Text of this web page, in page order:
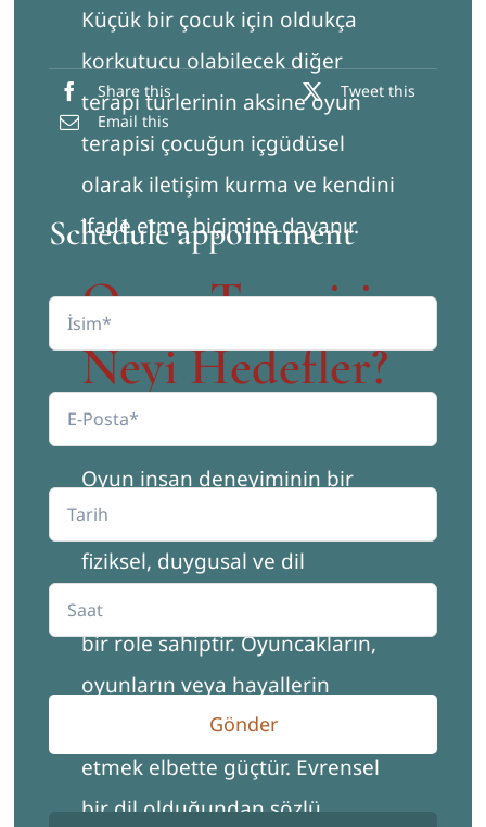
Küçük bir çocuk için oldukça
korkutucu olabilecek diğer
terapi türlerinin aksine oyun
terapisi çocuğun içgüdüsel
olarak iletişim kurma ve kendini
ifade etme biçimine dayanır.
Oyun Terapisi
Neyi Hedefler?
Oyun insan deneyiminin bir
parçasıdır. Sosyal, bilişsel,
fiziksel, duygusal ve dil
gelişimimizde bir bakıma hayati
bir role sahiptir. Oyuncakların,
oyunların veya hayallerin
olmadığı bir çocukluk hayal
etmek elbette güçtür. Evrensel
bir dil olduğundan sözlü
Share this
Tweet this
Email this
Schedule appointment
Gönder